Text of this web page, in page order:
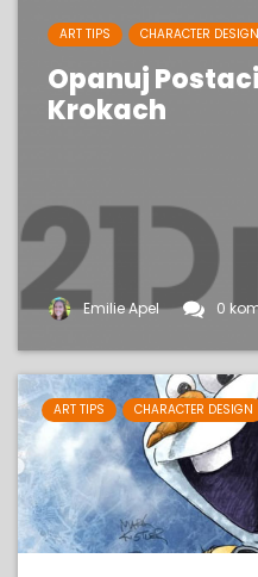
ART TIPS CHARACTER DESIGN
Opanuj
Krokach
Emilie Apel 0
ART TIPS CHARACTER DESIGN